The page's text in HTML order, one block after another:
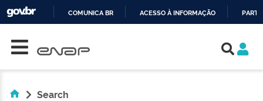
COMUNICA BR ACESSO À INFORMAÇÃO
Search